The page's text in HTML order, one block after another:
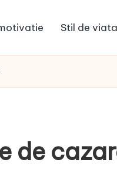
Stil de viata
de